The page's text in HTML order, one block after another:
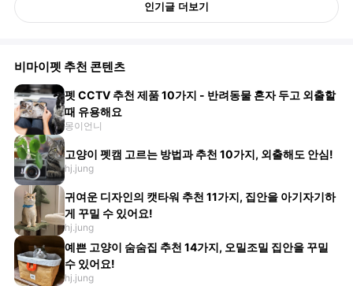
인기글 더보기
비마이펫 추천 콘텐츠
펫 CCTV 추천 제품 10가지 - 반려동물 혼자 두고 외출할
때 유용해요
몽이언니
고양이 펫캠 고르는 방법과 추천 10가지, 외출해도 안심!
hj.jung
귀여운 디자인의 캣타워 추천 11가지, 집안을 아기자기하
게 꾸밀 수 있어요!
hj.jung
예쁜 고양이 숨숨집 추천 14가지, 오밀조밀 집안을 꾸밀
수 있어요!
hj.jung